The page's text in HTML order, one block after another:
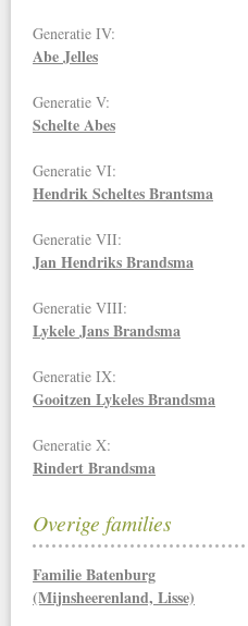
Generatie IV:
Abe Jelles
Generatie V:
Schelte Abes
Generatie VI:
Hendrik Scheltes Brantsma
Generatie VII:
Jan HendriksBrandsma
Generatie VIII:
Lykele Jans Brandsma
Generatie IX:
Gooitzen Lykeles Brandsma
Generatie X:
Rindert Brandsma
Overige families
Familie Batenburg
(Mijnsheerenland, Lisse)